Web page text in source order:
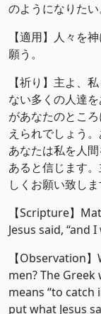
のようになりたい
【適用】人々を
願う。
【祈り】主よ、
ない多くの人達
があなたのとこ
えられでしょう
あなたは私を人
あると信じます
しくお願い致しま
【Scripture】
Jesus said,
【Observation
men? The
means “to
put what Jesus